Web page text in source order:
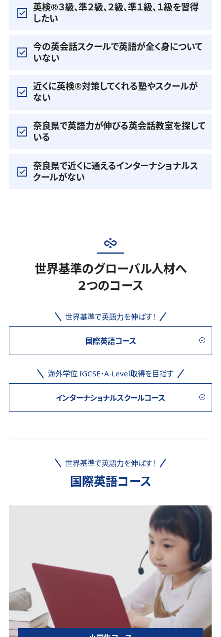
英検®️３級、準２級、２級、準１級、１級を習得
したい
今の英会話スクールで英語が全く身について
いない
近くに英検®️対策してくれる塾やスクールが
ない
奈良県で英語力が伸びる英会話教室を探して
いる
奈良県で近くに通えるインターナショナルス
クールがない
世界基準のグローバル人材へ
２つのコース
世界基準で英語力を伸ばす！
国際英語コース
海外学位 IGCSE・A-Level取得を目指す
インターナショナルスクールコース
世界基準で英語力を伸ばす！
国際英語コース